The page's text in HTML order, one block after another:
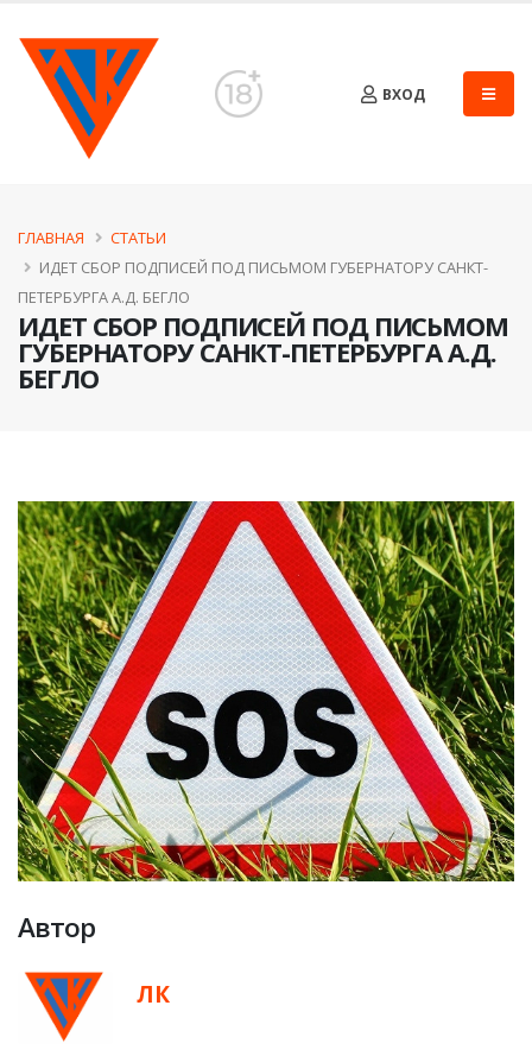
ВХОД
ИДЕТ СБОР ПОДПИСЕЙ ПОД ПИСЬМОМ
ГУБЕРНАТОРУ САНКТ-ПЕТЕРБУРГА А.Д.
БЕГЛО
ГЛАВНАЯ
СТАТЬИ
ИДЕТ СБОР ПОДПИСЕЙ ПОД ПИСЬМОМ ГУБЕРНАТОРУ САНКТ-
ПЕТЕРБУРГА А.Д. БЕГЛО
Автор
ЛК